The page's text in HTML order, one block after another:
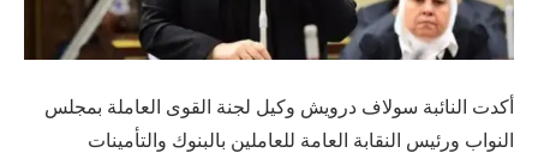
أكدت النائبة سولاف درويش وكيل لجنة القوى العاملة بمجلس
النواب ورئيس النقابة العامة للعاملين بالبنوك والتأمينات